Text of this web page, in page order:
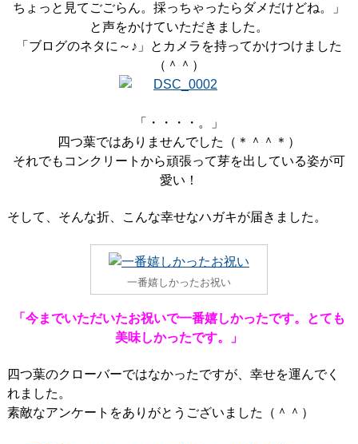
ちょっと見てごごらん。採っちゃったらダメだけどね。」
と声をかけていただきました。
「ブログのネタに～♪」とカメラを持ってかけつけました
（＾＾）
「・・・・。」
四つ葉ではありませんでした（＊＾＾＊）
それでもコンクリートから頑張って芽を出している姿が可
愛い！
そして、そんな折、こんな幸せなハガキが届きました。
一番嬉しかったお祝い
「今までいただいたお祝いで一番嬉しかったです。とても
美味しかったです。」
四つ葉のクローバーではなかったですが、幸せを運んでく
れました。
素敵なアンケートをありがとうございました（＾＾）